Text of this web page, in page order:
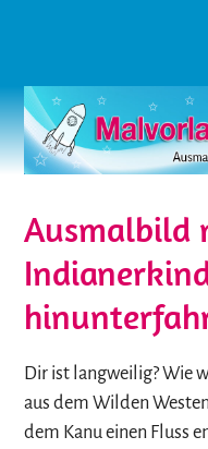
Ausmalbild
Dir ist langweilig? Wie
aus dem Wilden
dem Kanu einen Fluss